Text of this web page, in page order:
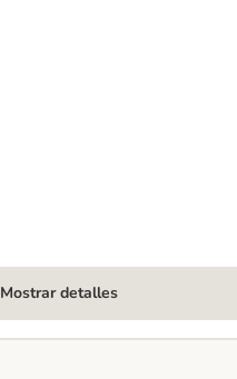
Mostrar detalles